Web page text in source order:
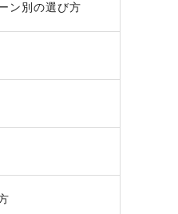
ン別の選び方